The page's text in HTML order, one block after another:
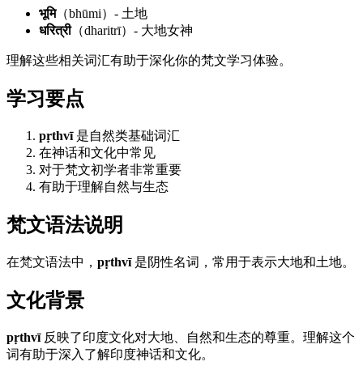
भूमि（bhūmi）- 土地
धरित्री（dharitrī）- 大地女神
理解这些相关词汇有助于深化你的梵文学习体验。
学习要点
pṛthvī是自然类基础词汇
在神话和文化中常见
对于梵文初学者非常重要
有助于理解自然与生态
梵文语法说明
在梵文语法中， pṛthvī是阴性名词，常用于表示大地和土地。
文化背景
pṛthvī反映了印度文化对大地、自然和生态的尊重。理解这个
词有助于深入了解印度神话和文化。